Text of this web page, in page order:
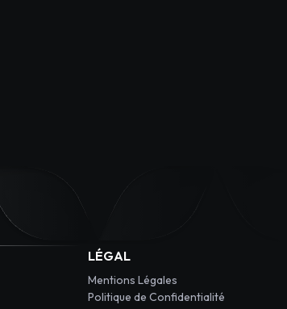
LÉGAL
Mentions Légales
Politique de Confidentialité